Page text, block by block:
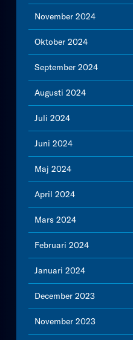
November 2024
Oktober 2024
September 2024
Augusti 2024
Juli 2024
Juni 2024
Maj 2024
April 2024
Mars 2024
Februari 2024
Januari 2024
December 2023
November 2023